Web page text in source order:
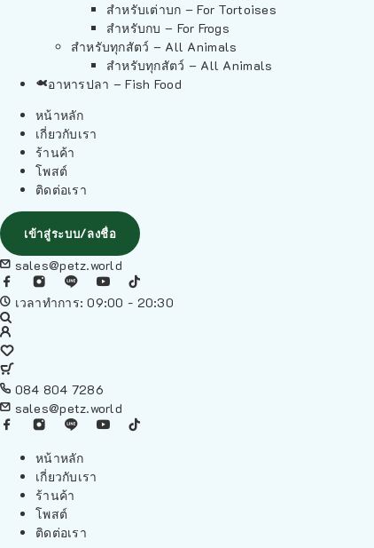
สำหรับเต่าบก – For Tortoises
สำหรับกบ – For Frogs
สำหรับทุกสัตว์ – All Animals
สำหรับทุกสัตว์ – All Animals
อาหารปลา – Fish Food
หน้าหลัก
เกี่ยวกับเรา
ร้านค้า
โพสต์
ติดต่อเรา
เข้าสู่ระบบ/ลงชื่อ
sales@petz.world
เวลาทำการ: 09:00 - 20:30
084 804 7286
sales@petz.world
หน้าหลัก
เกี่ยวกับเรา
ร้านค้า
โพสต์
ติดต่อเรา